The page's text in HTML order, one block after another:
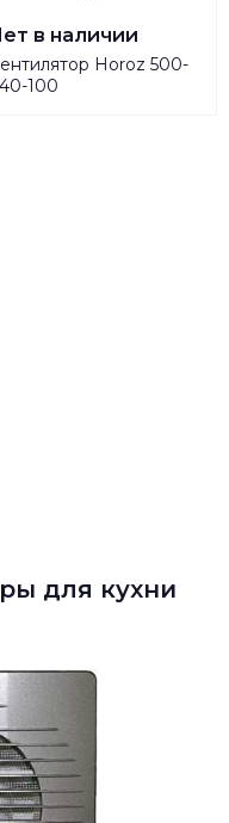
в наличии
Horoz 500-
100
для кухни